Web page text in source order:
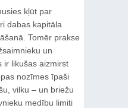
kļūt par
dabas kapitāla
Tomēr prakse
un
ir likušas aizmirst
nozīmes īpaši
vilku – un briežu
medību limiti